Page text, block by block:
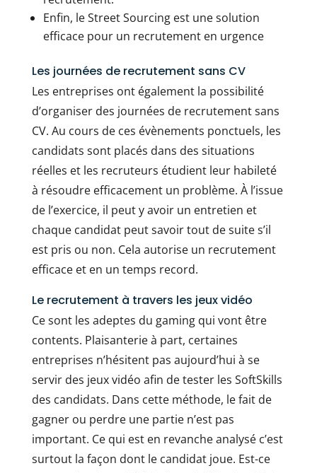
Enfin, le Street Sourcing est une solution
efficace pour un recrutement en urgence
Les journées de recrutement sans CV
Les entreprises ont également la possibilité
d’organiser des journées de recrutement sans
CV. Au cours de ces évènements ponctuels, les
candidats sont placés dans des situations
réelles et les recruteurs étudient leur habileté
à résoudre efficacement un problème. À l’issue
de l’exercice, il peut y avoir un entretien et
chaque candidat peut savoir tout de suite s’il
est pris ou non. Cela autorise un recrutement
efficace et en un temps record.
Le recrutement à travers les jeux vidéo
Ce sont les adeptes du gaming qui vont être
contents. Plaisanterie à part, certaines
entreprises n’hésitent pas aujourd’hui à se
servir des jeux vidéo afin de tester les SoftSkills
des candidats. Dans cette méthode, le fait de
gagner ou perdre une partie n’est pas
important. Ce qui est en revanche analysé c’est
surtout la façon dont le candidat joue. Est-ce